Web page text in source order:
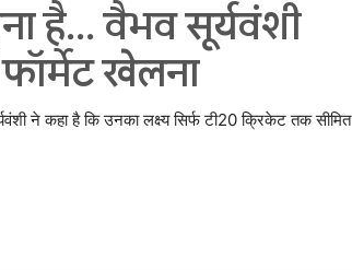
है... वैभव सूर्यवंशी
खेलना
ने कहा है कि उनका लक्ष्य सिर्फ टी20 क्रिकेट तक सीमित